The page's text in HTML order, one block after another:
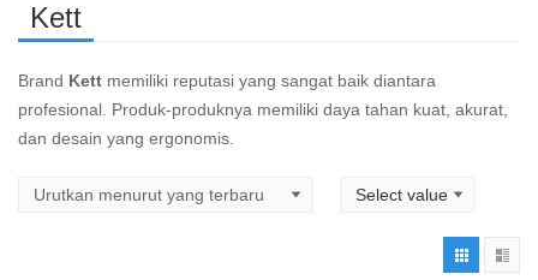
Kett
Brand Kett memiliki reputasi yang sangat baik diantara
profesional. Produk-produknya memiliki daya tahan kuat, akurat,
dan desain yang ergonomis.